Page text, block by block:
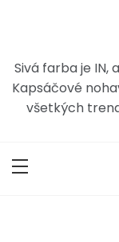
Sivá farba je IN,
Kapsáčové
všetkých